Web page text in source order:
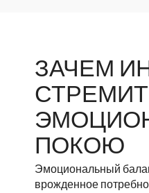
ЗАЧЕМ
ПОКОЮ
Эмоциональный
врожденное